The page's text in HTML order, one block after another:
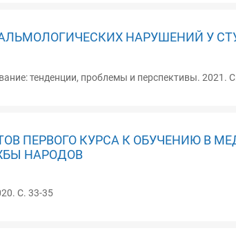
НАРУШЕНИЙ У
тенденции, проблемы и перспективы. 2021.
ПЕРВОГО КУРСА К ОБУЧЕНИЮ В
НАРОДОВ
С. 33-35